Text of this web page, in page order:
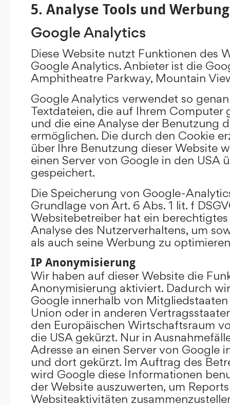
5. Analyse Tools und Werbung
Google Analytics
Diese Website nutzt Funktionen des
Google Analytics. Anbieter ist die
Amphitheatre Parkway, Mountain
Google Analytics verwendet so
Textdateien, die auf Ihrem Computer
und die eine Analyse der Benutzung
ermöglichen. Die durch den Cookie
über Ihre Benutzung dieser Website
einen Server von Google in den USA
gespeichert.
Die Speicherung von Google-
Grundlage von Art. 6 Abs. 1 lit. f
Websitebetreiber hat ein berechtigtes
Analyse des Nutzerverhaltens, um
als auch seine Werbung zu
IP Anonymisierung
Wir haben auf dieser Website die
Anonymisierung aktiviert. Dadurch
Google innerhalb von
Union oder in anderen
den Europäischen Wirtschaftsraum
die USA gekürzt. Nur in
Adresse an einen Server von Google
und dort gekürzt. Im Auftrag des
wird Google diese Informationen
der Website auszuwerten, um
Websiteaktivitäten